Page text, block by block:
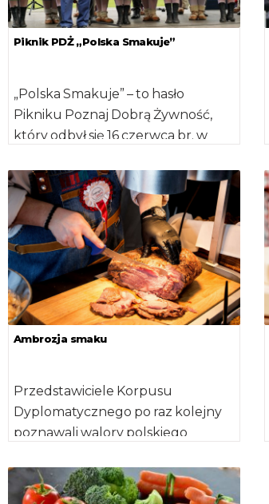
Piknik PDŻ „Polska Smakuje”
„Polska Smakuje” – to hasło
Pikniku Poznaj Dobrą Żywność,
który odbył się 16 czerwca br. w
Konnych […]
Ambrozja smaku
Przedstawiciele Korpusu
Dyplomatycznego po raz kolejny
poznawali walory polskiego
Mięso – Ambrozja Smaku”,
realizowanego przez Związek […]